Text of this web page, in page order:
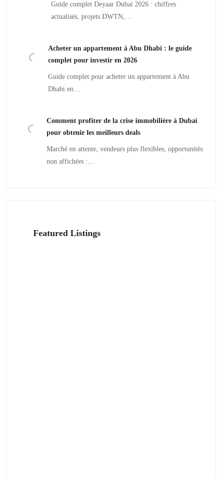
Guide complet Deyaar Dubai 2026 : chiffres
actualisés, projets DWTN,…
Acheter un appartement à Abu Dhabi : le guide
complet pour investir en 2026
Guide complet pour acheter un appartement à Abu
Dhabi en…
Comment profiter de la crise immobilière à Dubai
pour obtenir les meilleurs deals
Marché en attente, vendeurs plus flexibles, opportunités
non affichées :…
Featured Listings